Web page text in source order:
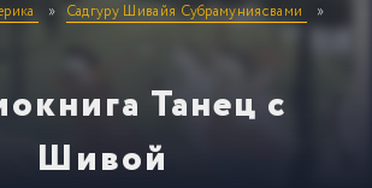
Садгуру Шивайя Субрамуниясвами
Танец с
Шивой